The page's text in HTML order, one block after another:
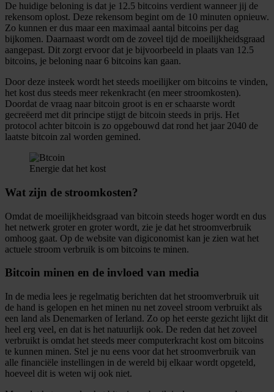
De huidige beloning is dat je 12.5 bitcoins verdient wanneer jij de
rekensom oplost. Deze rekensom begint om de 10 minuten opnieuw.
Zo kunnen er dus maar een maximaal aantal bitcoins per dag
bijkomen. Daarnaast wordt om de zoveel tijd de moeilijkheidsgraad
aangepast. Dit zorgt ervoor dat je bijvoorbeeld in plaats van 12.5
bitcoins, je beloning naar 6 bitcoins kan gaan.
Door deze insteek wordt het steeds moeilijker om bitcoins te vinden,
het kost dus steeds meer rekenkracht (en meer stroomkosten).
Doordat de vraag naar bitcoin groot is en er schaarste wordt
gecreëerd met dit principe stijgt de bitcoin steeds in prijs. Het
protocol achter bitcoin is zo opgebouwd dat rond het jaar 2040 de
laatste bitcoin zal worden gemined.
Energie dat het kost
Wat zijn de stroomkosten?
Omdat de moeilijkheidsgraad van bitcoin steeds hoger wordt en dus
het netwerk groter en groter wordt, zie je dat het stroomverbruik
omhoog gaat. Op de website van digiconomist kan je zien wat het
actuele stroom verbruik is om bitcoins te minen.
Bitcoin minen en de invloed van media
In de media lees je regelmatig berichten dat het stroomverbruik uit
de hand is gelopen en het minen nu net zoveel stroom verbruikt als
een land als Denemarken of Ierland. Zo op het eerste gezicht lijkt dit
heel erg veel, en dat is het natuurlijk ook. De reden dat het zoveel
verbruikt is omdat het steeds meer computerkracht kost om bitcoins
te kunnen minen. Stel je nu eens voor dat het stroomverbruik van
alle financiële instellingen in de wereld bij elkaar wordt opgeteld,
hoeveel dit is weten wij ook niet.